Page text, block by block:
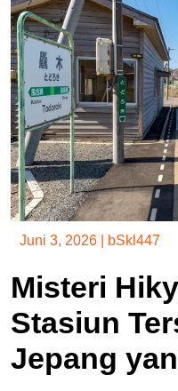
Juni 3, 2026 bSkl447
Misteri
Stasiun
Jepang